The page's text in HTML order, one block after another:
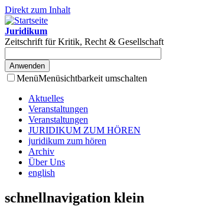
Direkt zum Inhalt
Juridikum
Zeitschrift für Kritik, Recht & Gesellschaft
MenüMenüsichtbarkeit umschalten
Aktuelles
Veranstaltungen
Veranstaltungen
JURIDIKUM ZUM HÖREN
juridikum zum hören
Archiv
Über Uns
english
schnellnavigation klein